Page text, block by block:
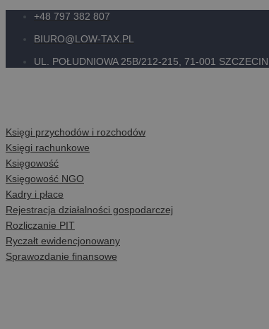
Skip
+48 797 382 807
BIURO@LOW-TAX.PL
UL. POŁUDNIOWA 25B/212-215, 71-001 SZCZECIN
Księgi przychodów i rozchodów
Księgi rachunkowe
Księgowość
Księgowość NGO
Kadry i płace
Rejestracja działalności gospodarczej
Rozliczanie PIT
Ryczałt ewidencjonowany
Sprawozdanie finansowe